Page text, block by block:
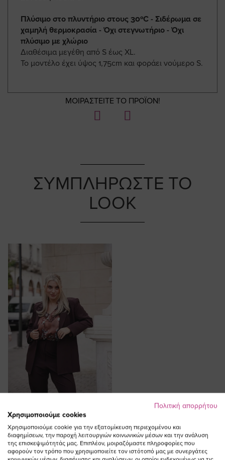
Πλύσιμο στο πλυντήριο στους 30ºC - Σιδέρωμα σε
χαμηλή θερμοκρασία - Όχι στεγνωτήριο - Όχι
πλύσιμο με χλώριο
Διαθέσιμα μεγέθη από S έως XL.
Το μοντέλο έχει ύψος 1,75cm και φοράει νούμερο S.
ΜΟΙΡΑΣΤΕΙΤΕ ΤΟ ΠΡΟΪΟΝ!
ΣΥΜΠΛΗΡΩΣΤΕ ΤΟ
LOOK
ΠΡΟΣΘΗΚΗ ΣΤΟ
ΚΑΛΑΘΙ
Σακάκι με κουμπί ταρταρούγα σε
καφέ χρώμα plus size
Πολιτική απορρήτου
Χρησιμοποιούμε cookies
Χρησιμοποιούμε cookie για την εξατομίκευση περιεχομένου και
διαφημίσεων, την παροχή λειτουργιών κοινωνικών μέσων και την ανάλυση
της επισκεψιμότητάς μας. Επιπλέον, μοιραζόμαστε πληροφορίες που
αφορούν τον τρόπο που χρησιμοποιείτε τον ιστότοπό μας με συνεργάτες